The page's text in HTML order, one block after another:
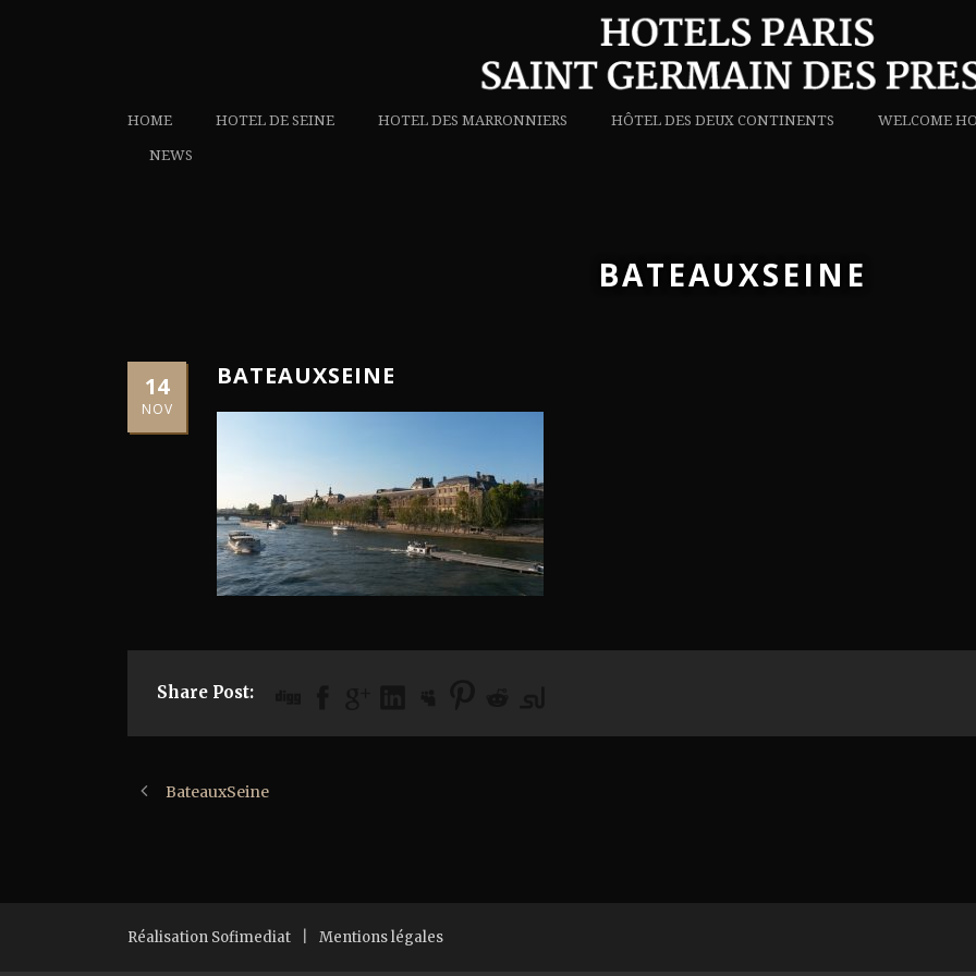
HOME HOTEL DE SEINE HOTEL DES MARRONNIERS HÔTEL DES DEUX CONTINENTS WELCOME
NEWS
BATEAUXSEINE
14
NOV
BATEAUXSEINE
Share Post:
BateauxSeine
Réalisation Sofimediat Mentions légales